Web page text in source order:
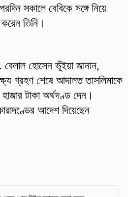
সকালে বেবিকে সঙ্গে নিয়ে
তিনি।
বেলাল হোসেন ভূঁইয়া জানান,
গ্রহণ শেষে আদালত তাসলিমাকে
টাকা অর্থদণ্ড দেন।
আদেশ দিয়েছেন